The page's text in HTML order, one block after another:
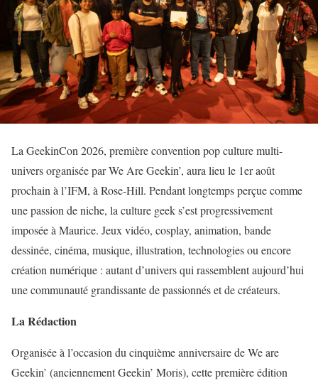
La GeekinCon 2026, première convention pop culture multi-
univers organisée par We Are Geekin’, aura lieu le 1er août
prochain à l’IFM, à Rose-Hill. Pendant longtemps perçue comme
une passion de niche, la culture geek s’est progressivement
imposée à Maurice. Jeux vidéo, cosplay, animation, bande
dessinée, cinéma, musique, illustration, technologies ou encore
création numérique : autant d’univers qui rassemblent aujourd’hui
une communauté grandissante de passionnés et de créateurs.
La Rédaction
Organisée à l’occasion du cinquième anniversaire de We are
Geekin’ (anciennement Geekin’ Moris), cette première édition